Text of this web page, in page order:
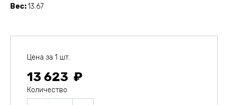
Вес 13.67
Цена за 1 шт.
13 623
Количество